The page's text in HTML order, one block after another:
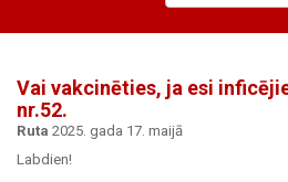
Vai vakcinēties, ja esi
nr.52.
Ruta 2025. gada 17. maijā
Labdien!